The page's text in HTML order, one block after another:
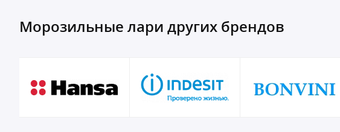
Морозильные лари других брендов